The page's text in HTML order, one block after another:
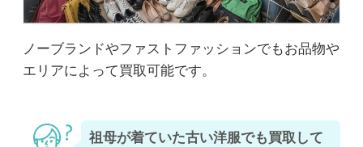
ノーブランドやファストファッションでもお品物や
エリアによって買取可能です。
祖母が着ていた古い洋服でも買取して